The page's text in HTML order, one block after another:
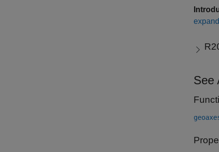
expand
See